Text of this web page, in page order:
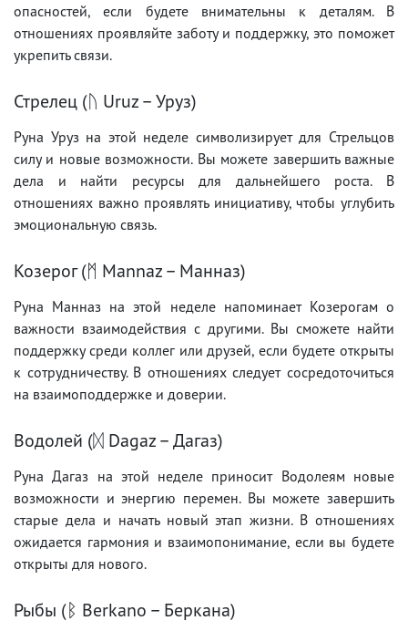
опасностей, если будете внимательны к деталям. В
отношениях проявляйте заботу и поддержку, это поможет
укрепить связи.
Стрелец (ᚢ Uruz – Уруз)
Руна Уруз на этой неделе символизирует для Стрельцов
силу и новые возможности. Вы можете завершить важные
дела и найти ресурсы для дальнейшего роста. В
отношениях важно проявлять инициативу, чтобы углубить
эмоциональную связь.
Козерог (ᛗ Mannaz – Манназ)
Руна Манназ на этой неделе напоминает Козерогам о
важности взаимодействия с другими. Вы сможете найти
поддержку среди коллег или друзей, если будете открыты
к сотрудничеству. В отношениях следует сосредоточиться
на взаимоподдержке и доверии.
Водолей (ᛞ Dagaz – Дагаз)
Руна Дагаз на этой неделе приносит Водолеям новые
возможности и энергию перемен. Вы можете завершить
старые дела и начать новый этап жизни. В отношениях
ожидается гармония и взаимопонимание, если вы будете
открыты для нового.
Рыбы (ᛒ Berkano – Беркана)